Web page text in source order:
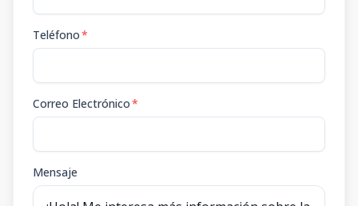
Teléfono*
Correo Electrónico*
Mensaje